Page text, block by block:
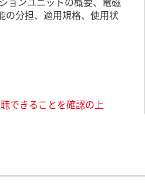
の分担、適用規格、使用状
できることを確認の上